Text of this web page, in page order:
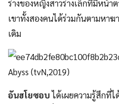
ร่างของหญิงสาวร่างเล็กที่มีหน้
เขาทั้งสองคนได้ร่วมกันตามหาฆ
เดิม
Abyss (tvN,2019)
อันฮโยซอบได้เผยความรู้สึกที่